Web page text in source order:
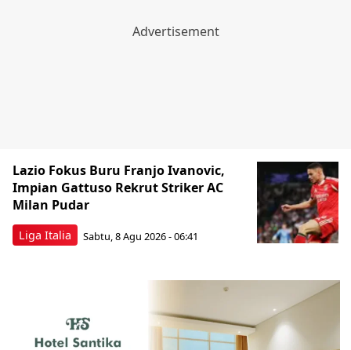
Liga Italia
Lazio Fokus Buru Franjo Ivanovic,
Impian Gattuso Rekrut Striker AC
Milan Pudar
Sabtu, 8 Agu 2026 - 06:41